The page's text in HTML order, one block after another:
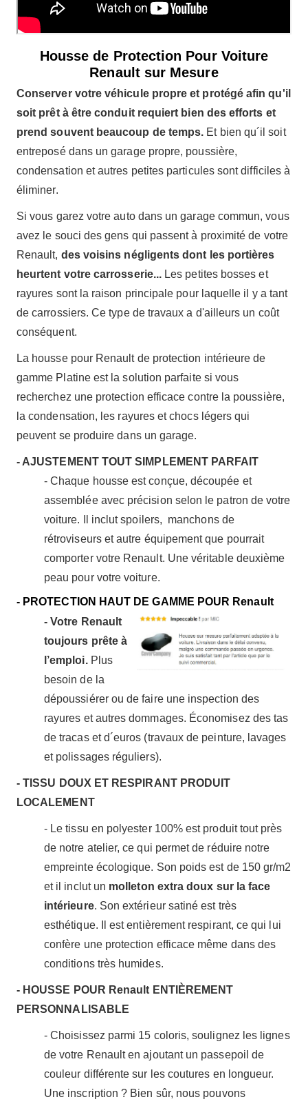
Housse de Protection Pour Voiture
Renault sur Mesure
Conserver votre véhicule propre et protégé afin qu'il
soit prêt à être conduit requiert bien des efforts et
prend souvent beaucoup de temps. Et bien qu´il soit
entreposé dans un garage propre, poussière,
condensation et autres petites particules sont difficiles à
éliminer.
Si vous garez votre auto dans un garage commun, vous
avez le souci des gens qui passent à proximité de votre
Renault, des voisins négligents dont les portières
heurtent votre carrosserie... Les petites bosses et
rayures sont la raison principale pour laquelle il y a tant
de carrossiers. Ce type de travaux a d'ailleurs un coût
conséquent.
La housse pour Renault de protection intérieure de
gamme Platine est la solution parfaite si vous
recherchez une protection efficace contre la poussière,
la condensation, les rayures et chocs légers qui
peuvent se produire dans un garage.
- AJUSTEMENT TOUT SIMPLEMENT PARFAIT
- Chaque housse est conçue, découpée et
assemblée avec précision selon le patron de votre
voiture. Il inclut spoilers, manchons de
rétroviseurs et autre équipement que pourrait
comporter votre Renault. Une véritable deuxième
peau pour votre voiture.
- PROTECTION HAUT DE GAMME POUR Renault
- Votre Renault
toujours prête à
l’emploi.Plus
besoin de la
dépoussiérer ou de faire une inspection des
rayures et autres dommages. Économisez des tas
de tracas et d´euros (travaux de peinture, lavages
et polissages réguliers).
- TISSU DOUX ET RESPIRANT PRODUIT
LOCALEMENT
- Le tissu en polyester 100% est produit tout près
de notre atelier, ce qui permet de réduire notre
empreinte écologique. Son poids est de 150 gr/m2
et il inclut un molleton extra doux sur la face
intérieure. Son extérieur satiné est très
esthétique. Il est entièrement respirant, ce qui lui
confère une protection efficace même dans des
conditions très humides.
- HOUSSE POUR Renault ENTIÈREMENT
PERSONNALISABLE
- Choisissez parmi 15 coloris, soulignez les lignes
de votre Renault en ajoutant un passepoil de
couleur différente sur les coutures en longueur.
Une inscription ? Bien sûr, nous pouvons